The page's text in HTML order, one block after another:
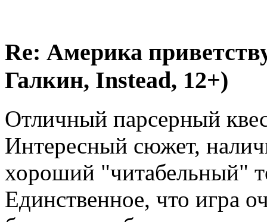
Re: Америка
Галкин, Instead, 12+)
Отличный парсерный
Интересный сюжет,
хороший "читабельный"
Единственное, что игра